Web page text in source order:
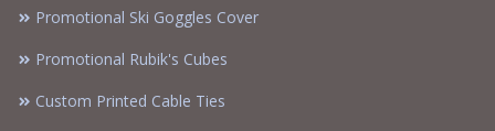
Promotional Ski Goggles Cover
Promotional Rubik's Cubes
Custom Printed Cable Ties